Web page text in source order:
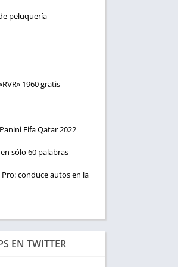
peluquería
1960 gratis
Fifa Qatar 2022
sólo 60 palabras
conduce autos en la
EN TWITTER